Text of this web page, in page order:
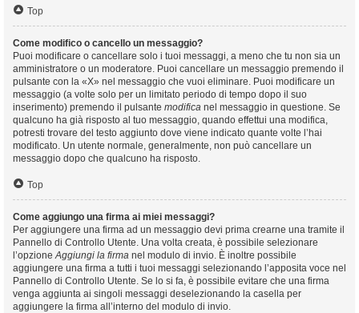
Top
Come modifico o cancello un messaggio?
Puoi modificare o cancellare solo i tuoi messaggi, a meno che tu non sia un
amministratore o un moderatore. Puoi cancellare un messaggio premendo il
pulsante con la «X» nel messaggio che vuoi eliminare. Puoi modificare un
messaggio (a volte solo per un limitato periodo di tempo dopo il suo
inserimento) premendo il pulsante modifica nel messaggio in questione. Se
qualcuno ha già risposto al tuo messaggio, quando effettui una modifica,
potresti trovare del testo aggiunto dove viene indicato quante volte l’hai
modificato. Un utente normale, generalmente, non può cancellare un
messaggio dopo che qualcuno ha risposto.
Top
Come aggiungo una firma ai miei messaggi?
Per aggiungere una firma ad un messaggio devi prima crearne una tramite il
Pannello di Controllo Utente. Una volta creata, è possibile selezionare
l’opzioneAggiungi la firma nel modulo di invio. È inoltre possibile
aggiungere una firma a tutti i tuoi messaggi selezionando l’apposita voce nel
Pannello di Controllo Utente. Se lo si fa, è possibile evitare che una firma
venga aggiunta ai singoli messaggi deselezionando la casella per
aggiungere la firma all’interno del modulo di invio.